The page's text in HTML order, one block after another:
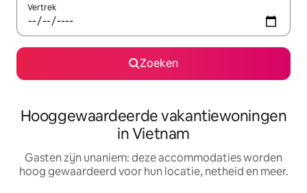
Vertrek
Zoeken
Hooggewaardeerde vakantiewoningen
in Vietnam
Gasten zijn unaniem: deze accommodaties worden
hoog gewaardeerd voor hun locatie, netheid en meer.